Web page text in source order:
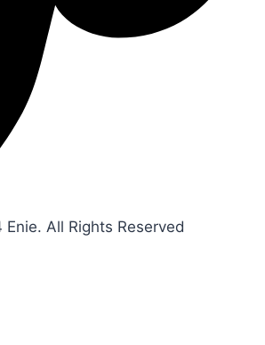
All Rights Reserved